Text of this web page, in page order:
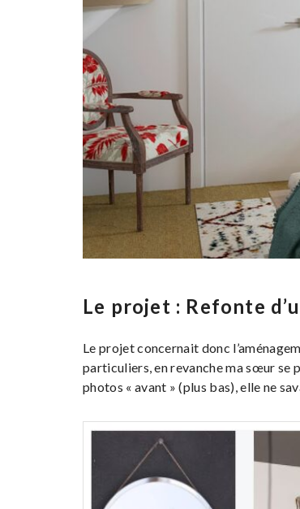
Le projet : Refonte
Le projet concernait donc
particuliers, en revanche ma sœur se
photos « avant » (plus bas), elle ne